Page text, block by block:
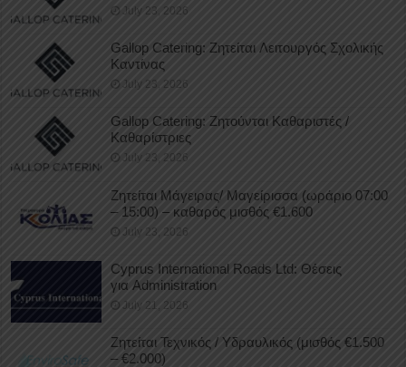
July 23, 2026
Gallop Catering: Ζητείται Λειτουργός Σχολικής
Καντίνας
July 23, 2026
Gallop Catering: Ζητούνται Καθαριστές /
Καθαρίστριες
July 23, 2026
Ζητείται Μάγειρας/ Μαγείρισσα (ωράριο 07:00
– 15:00) – καθαρός μισθός €1.600
July 23, 2026
Cyprus International Roads Ltd: Θέσεις
για Administration
July 21, 2026
Ζητείται Τεχνικός / Υδραυλικός (μισθός €1.500
– €2.000)